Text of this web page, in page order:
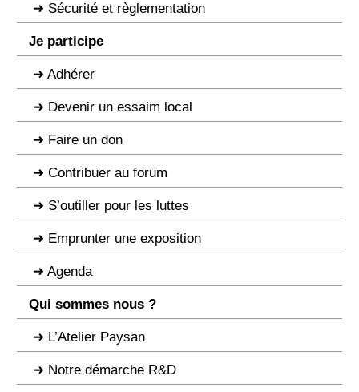
Sécurité et règlementation
Je participe
Adhérer
Devenir un essaim local
Faire un don
Contribuer au forum
S’outiller pour les luttes
Emprunter une exposition
Agenda
Qui sommes nous ?
L’Atelier Paysan
Notre démarche R&D